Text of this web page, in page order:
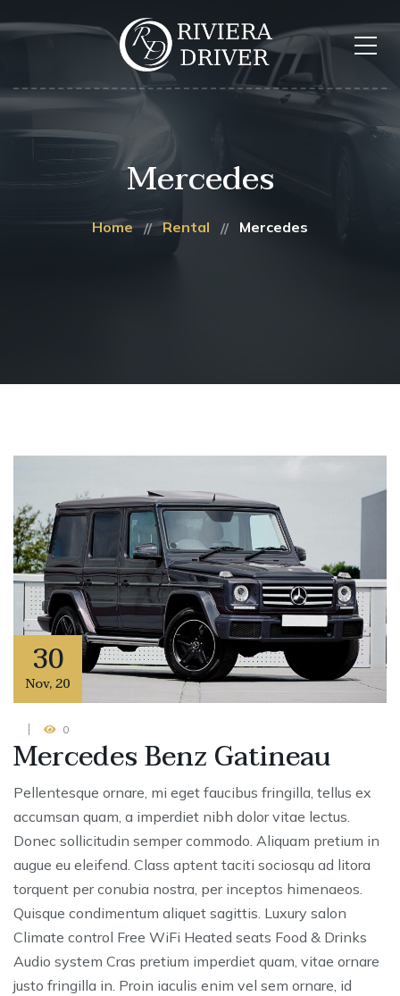
Mercedes
Home Rental Mercedes
30
Nov,20
0
Mercedes Benz Gatineau
Pellentesque ornare, mi eget faucibus fringilla, tellus ex
accumsan quam, a imperdiet nibh dolor vitae lectus.
Donec sollicitudin semper commodo. Aliquam pretium in
augue eu eleifend. Class aptent taciti sociosqu ad litora
torquent per conubia nostra, per inceptos himenaeos.
Quisque condimentum aliquet sagittis. Luxury salon
Climate control Free WiFi Heated seats Food & Drinks
Audio system Cras pretium imperdiet quam, vitae ornare
justo fringilla in. Proin iaculis enim vel sem ornare, id